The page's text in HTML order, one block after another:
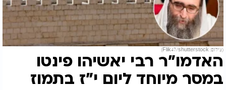
(צילום: Flik47/shutterstock)
האדמו"ר רבי יאשיהו פינטו
במסר מיוחד ליום י"ז בתמוז